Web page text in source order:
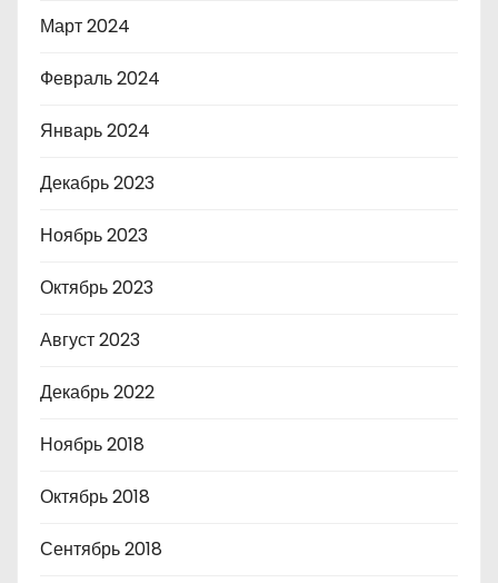
Март 2024
Февраль 2024
Январь 2024
Декабрь 2023
Ноябрь 2023
Октябрь 2023
Август 2023
Декабрь 2022
Ноябрь 2018
Октябрь 2018
Сентябрь 2018